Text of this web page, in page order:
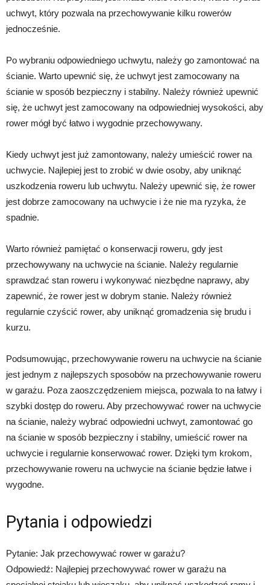
uchwyt, który pozwala na przechowywanie kilku rowerów
jednocześnie.
Po wybraniu odpowiedniego uchwytu, należy go zamontować na
ścianie. Warto upewnić się, że uchwyt jest zamocowany na
ścianie w sposób bezpieczny i stabilny. Należy również upewnić
się, że uchwyt jest zamocowany na odpowiedniej wysokości, aby
rower mógł być łatwo i wygodnie przechowywany.
Kiedy uchwyt jest już zamontowany, należy umieścić rower na
uchwycie. Najlepiej jest to zrobić w dwie osoby, aby uniknąć
uszkodzenia roweru lub uchwytu. Należy upewnić się, że rower
jest dobrze zamocowany na uchwycie i że nie ma ryzyka, że
spadnie.
Warto również pamiętać o konserwacji roweru, gdy jest
przechowywany na uchwycie na ścianie. Należy regularnie
sprawdzać stan roweru i wykonywać niezbędne naprawy, aby
zapewnić, że rower jest w dobrym stanie. Należy również
regularnie czyścić rower, aby uniknąć gromadzenia się brudu i
kurzu.
Podsumowując, przechowywanie roweru na uchwycie na ścianie
jest jednym z najlepszych sposobów na przechowywanie roweru
w garażu. Poza zaoszczędzeniem miejsca, pozwala to na łatwy i
szybki dostęp do roweru. Aby przechowywać rower na uchwycie
na ścianie, należy wybrać odpowiedni uchwyt, zamontować go
na ścianie w sposób bezpieczny i stabilny, umieścić rower na
uchwycie i regularnie konserwować rower. Dzięki tym krokom,
przechowywanie roweru na uchwycie na ścianie będzie łatwe i
wygodne.
Pytania i odpowiedzi
Pytanie: Jak przechowywać rower w garażu?
Odpowiedź: Najlepiej przechowywać rower w garażu na